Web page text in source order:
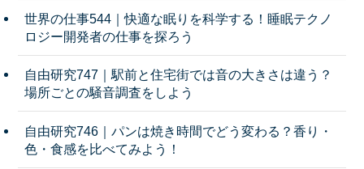
世界の仕事544｜快適な眠りを科学する！睡眠テクノ
ロジー開発者の仕事を探ろう
自由研究747｜駅前と住宅街では音の大きさは違う？
場所ごとの騒音調査をしよう
自由研究746｜パンは焼き時間でどう変わる？香り・
色・食感を比べてみよう！